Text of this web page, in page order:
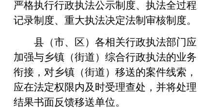
严格执行行政执法公示制度、执法全过程
记录制度、重大执法决定法制审核制度。
县（市、区）各相关行政执法部门应
加强与乡镇（街道）综合行政执法的业务
衔接，对乡镇（街道）移送的案件线索，
应在法定权限内及时受理查处，并将处理
结果书面反馈移送单位。